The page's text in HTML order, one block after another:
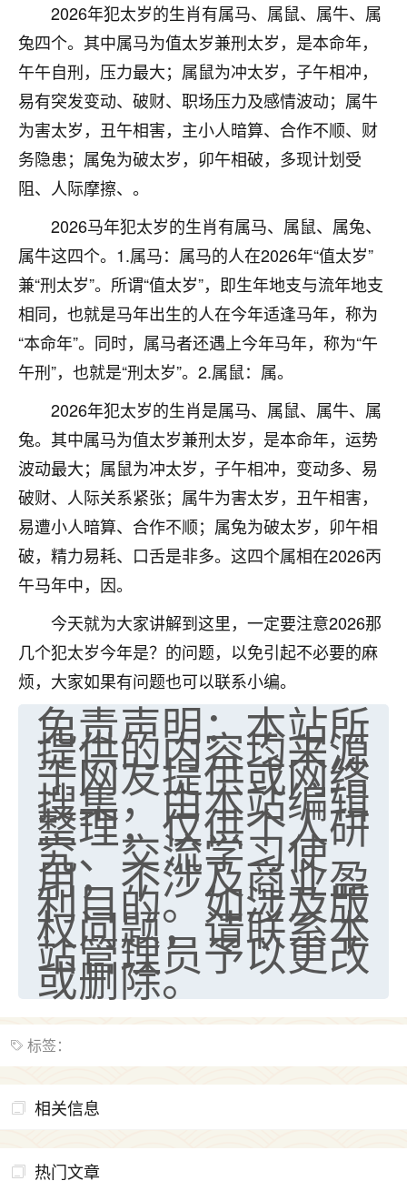
2026年犯太岁的生肖有属马、属鼠、属牛、属
兔四个。其中属马为值太岁兼刑太岁，是本命年，
午午自刑，压力最大；属鼠为冲太岁，子午相冲，
易有突发变动、破财、职场压力及感情波动；属牛
为害太岁，丑午相害，主小人暗算、合作不顺、财
务隐患；属兔为破太岁，卯午相破，多现计划受
阻、人际摩擦、。
2026马年犯太岁的生肖有属马、属鼠、属兔、
属牛这四个。1.属马：属马的人在2026年“值太岁”
兼“刑太岁”。所谓“值太岁”，即生年地支与流年地支
相同，也就是马年出生的人在今年适逢马年，称为
“本命年”。同时，属马者还遇上今年马年，称为“午
午刑”，也就是“刑太岁”。2.属鼠：属。
2026年犯太岁的生肖是属马、属鼠、属牛、属
兔。其中属马为值太岁兼刑太岁，是本命年，运势
波动最大；属鼠为冲太岁，子午相冲，变动多、易
破财、人际关系紧张；属牛为害太岁，丑午相害，
易遭小人暗算、合作不顺；属兔为破太岁，卯午相
破，精力易耗、口舌是非多。这四个属相在2026丙
午马年中，因。
今天就为大家讲解到这里，一定要注意2026那
几个犯太岁今年是？的问题，以免引起不必要的麻
烦，大家如果有问题也可以联系小编。
免责声明：本站所
提供的内容均来源
于网友提供或网络
搜集，由本站编辑
整理，仅供个人研
究、交流学习使
用，不涉及商业盈
利目的。如涉及版
权问题，请联系本
站管理员予以更改
或删除。
标签：
相关信息
热门文章
1天前 来自四川 9
金白水清
我也想找老师看看，有没有人给个联系方式的啊？
鹿森 ：慧来老师微信：gjsy0624
1天前 来自江西 12
我也想要，我也想要！
2天前 来自山西 15
Jessica李
老师做不做超度法事？我想给我奶奶做超度，她今年
刚去世了。
做梦梦见她，后来也是朋友介绍，找到慧来老
师，安排了超度法事，做梦再也没有梦到过
了，一开始是半信半疑的，图个心安，给亡母
超度，现在看来，人不信也不行。
2天前 来自云南 11
优秀的张同学
老师收徒吗？？我对这些很感兴趣